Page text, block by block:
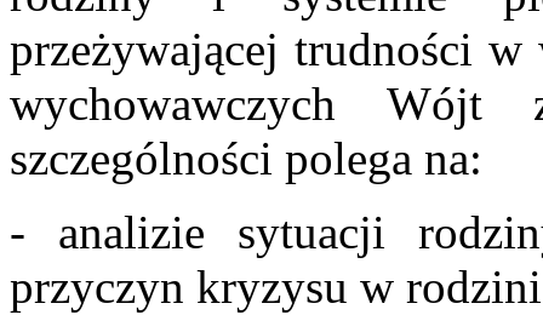
przeżywającej trudności
wychowawczych Wójt
szczególności polega na:
- analizie sytuacji
przyczyn kryzysu w